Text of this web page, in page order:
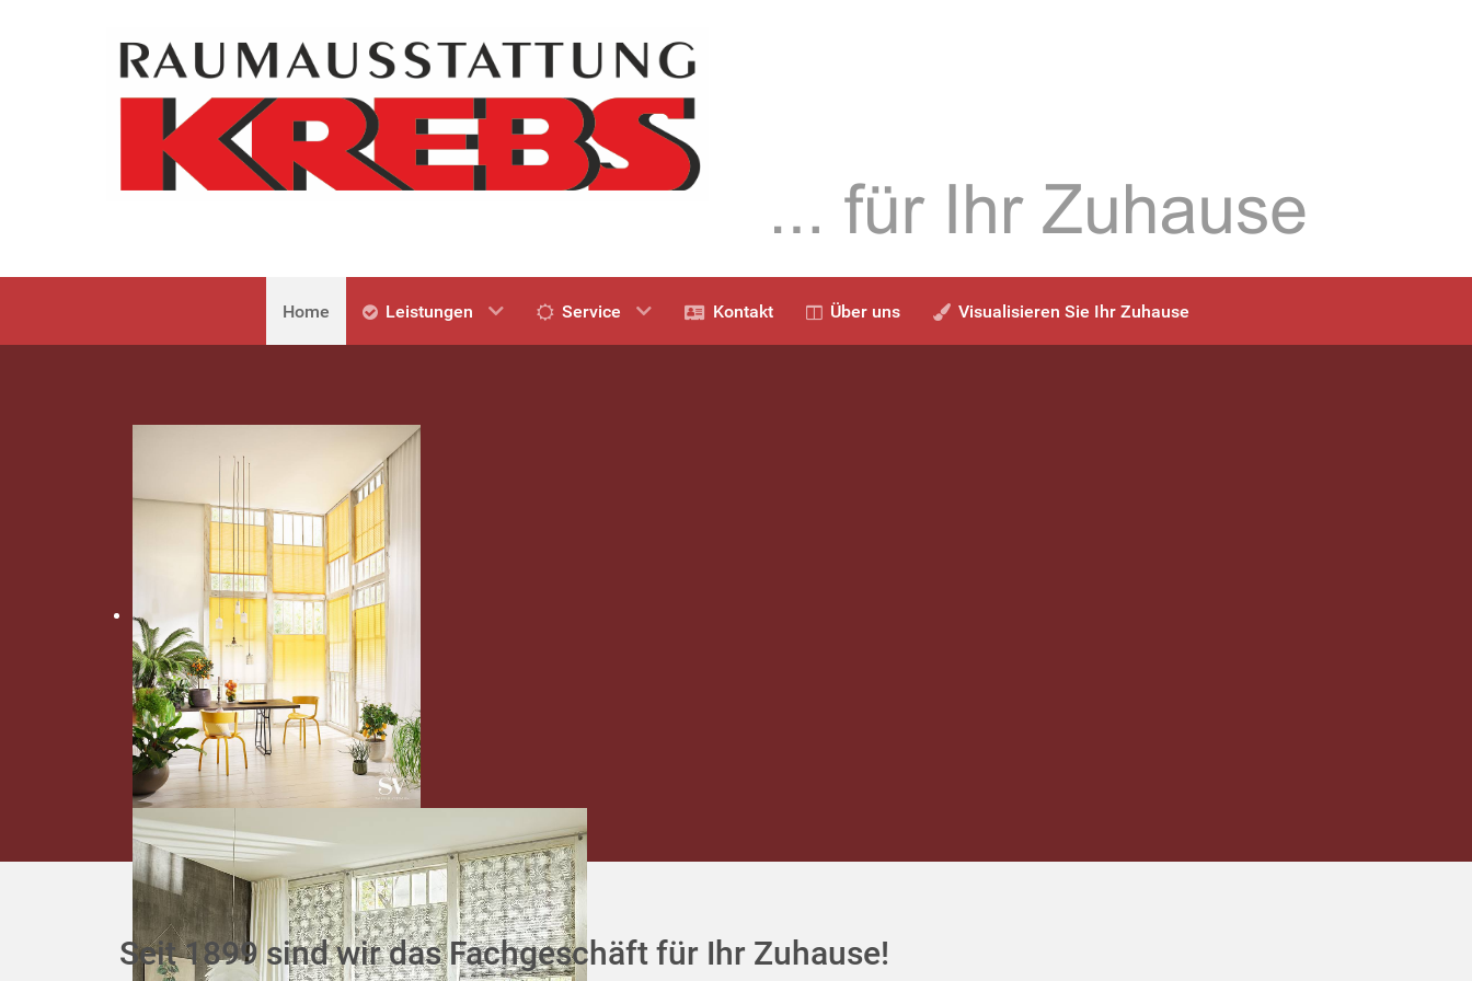
Home Leistungen Service Kontakt Über uns Visualisieren Sie Ihr Zuhause
Seit 1899 sind wir das Fachgeschäft für Ihr Zuhause!